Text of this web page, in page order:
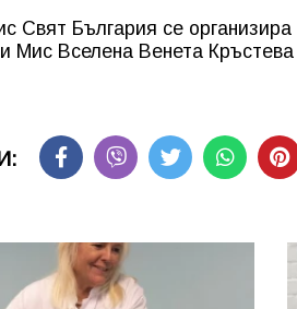
Свят България се
Мис Вселена Венета